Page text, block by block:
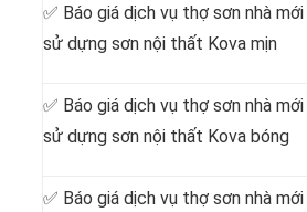
✅ Báo giá dịch vụ thợ sơn nhà mới
sử dựng sơn nội thất Kova mịn
✅ Báo giá dịch vụ thợ sơn nhà mới
sử dựng sơn nội thất Kova bóng
✅ Báo giá dịch vụ thợ sơn nhà mới